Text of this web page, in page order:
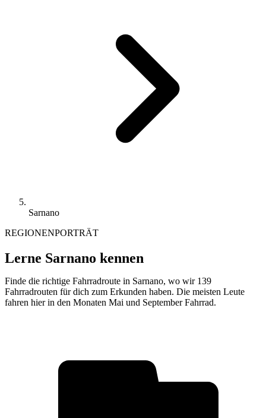
Sarnano
REGIONENPORTRÄT
Lerne Sarnano kennen
Finde die richtige Fahrradroute in Sarnano, wo wir 139
Fahrradrouten für dich zum Erkunden haben. Die meisten Leute
fahren hier in den Monaten Mai und September Fahrrad.